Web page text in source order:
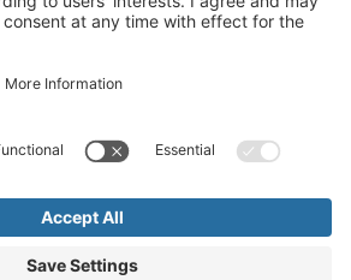
Hotel & Spa.
CIN: IT027034A1HA3NIYIB